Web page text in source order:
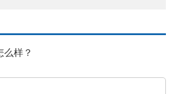
么样？